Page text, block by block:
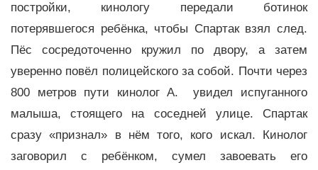
постройки, кинологу передали ботинок
потерявшегося ребёнка, чтобы Спартак взял след.
Пёс сосредоточенно кружил по двору, а затем
уверенно повёл полицейского за собой. Почти через
800 метров пути кинолог А. увидел испуганного
малыша, стоящего на соседней улице. Спартак
сразу «признал» в нём того, кого искал. Кинолог
заговорил с ребёнком, сумел завоевать его